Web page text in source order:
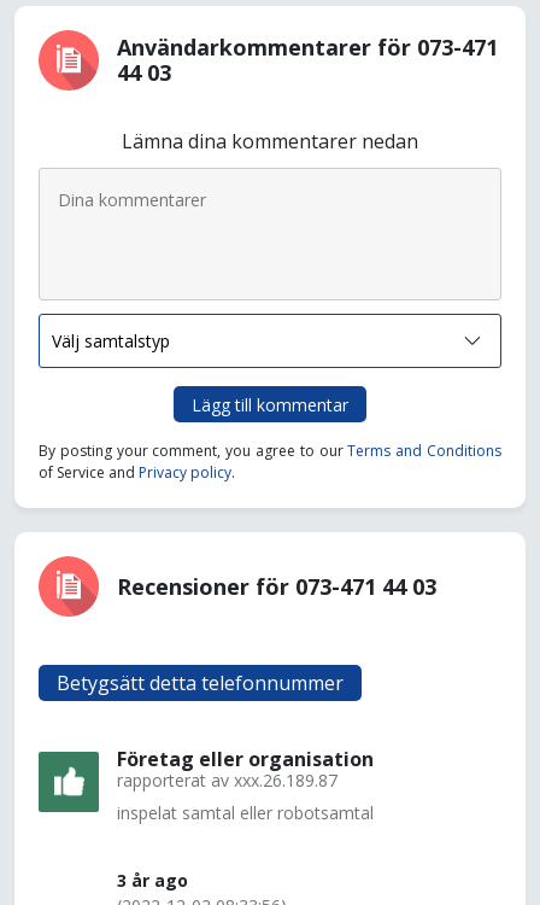
Användarkommentarer för 073-471
44 03
Lämna dina kommentarer nedan
Lägg till kommentar
By posting your comment, you agree to ourTerms and Conditions
of Service and Privacy policy.
Recensioner för 073-471 44 03
Betygsätt detta telefonnummer
Företag eller organisation
rapporterat av xxx.26.189.87
inspelat samtal eller robotsamtal
3 år ago